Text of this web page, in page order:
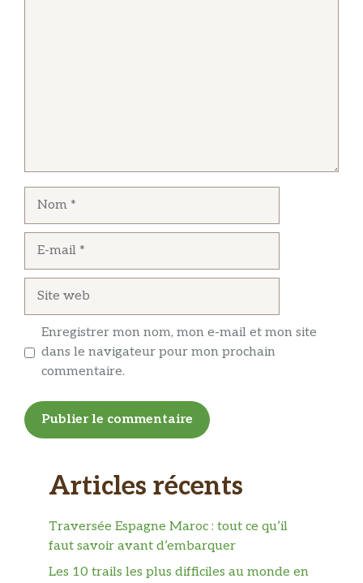
Enregistrer mon nom, mon e-mail et mon site
dans le navigateur pour mon prochain
commentaire.
Articles récents
Traversée Espagne Maroc : tout ce qu’il
faut savoir avant d’embarquer
Les 10 trails les plus difficiles au monde en